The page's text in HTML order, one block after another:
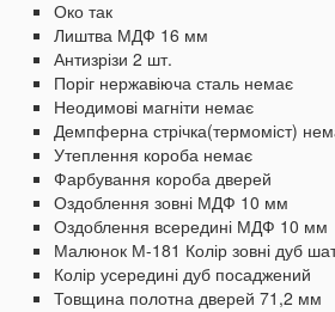
Око так
Лиштва МДФ 16 мм
Антизрізи 2 шт.
Поріг нержавіюча сталь немає
Неодимові магніти немає
Демпферна стрічка(термоміст)
Утеплення короба немає
Фарбування короба дверей
Оздоблення зовні МДФ 10 мм
Оздоблення всередині МДФ 10 мм
Малюнок М-181 Колір зовні дуб
Колір усередині дуб посаджений
Товщина полотна дверей 71,2 мм